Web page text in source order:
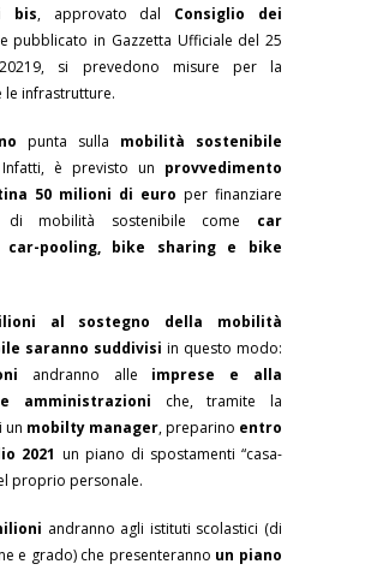
bis, approvato dal Consiglio dei
e pubblicato in Gazzetta Ufficiale del 25
si prevedono misure per la
le infrastrutture.
punta sulla mobilità sostenibile
è previsto un provvedimento
50 milioni di euro per finanziare
di mobilità sostenibile come car
car-pooling, bike sharing e bike
al sostegno della mobilità
saranno suddivisi in questo modo:
andranno alle imprese e alla
amministrazioni che, tramite la
un mobilty manager, preparino entro
2021 un piano di spostamenti “casa-
proprio personale.
andranno agli istituti scolastici (di
e grado) che presenteranno un piano